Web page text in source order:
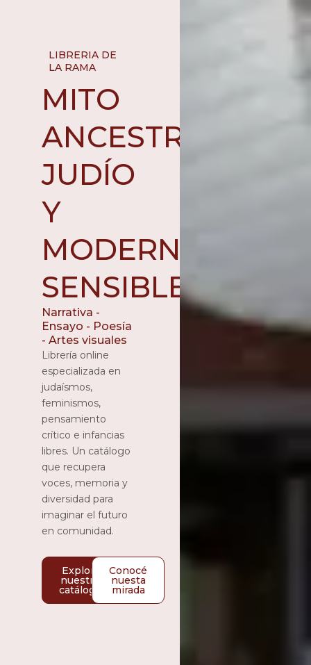
LIBRERIA DE
LA RAMA
MITO
ANCESTRAL
JUDÍO
Y
MODERNIDAD
SENSIBLE
Narrativa -
Ensayo - Poesía
- Artes visuales
Librería online
especializada en
judaísmos,
feminismos,
pensamiento
crítico e infancias
libres. Un catálogo
que recupera
voces, memoria y
diversidad para
imaginar el futuro
en comunidad.
Explorá
nuestro
catálogo
Conocé
nuesta
mirada